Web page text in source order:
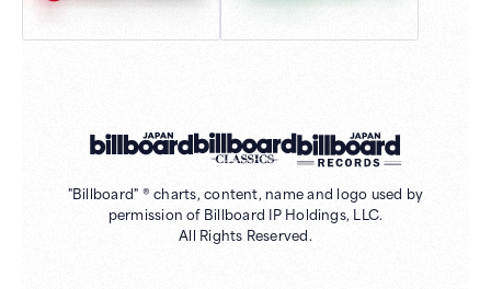
"Billboard" ® charts, content, name and logo used by
permission of Billboard IP Holdings, LLC.
All Rights Reserved.